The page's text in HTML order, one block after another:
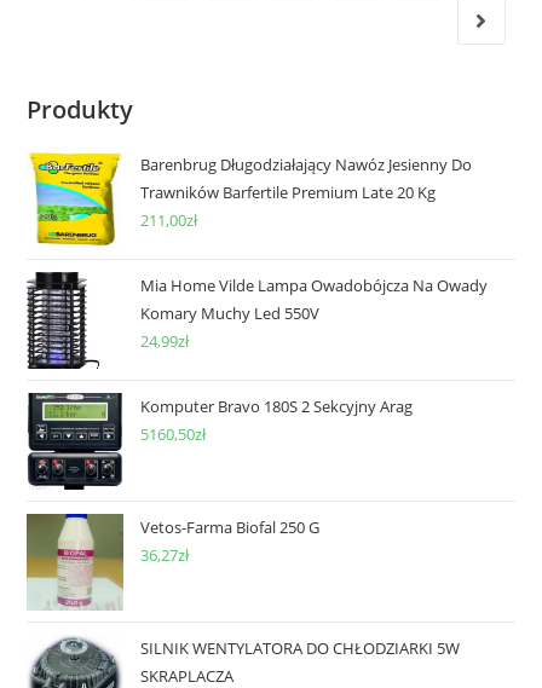
Produkty
Barenbrug Długodziałający Nawóz Jesienny Do
Trawników Barfertile Premium Late 20 Kg
211,00zł
Mia Home Vilde Lampa Owadobójcza Na Owady
Komary Muchy Led 550V
24,99zł
Komputer Bravo 180S 2 Sekcyjny Arag
5160,50zł
Vetos-Farma Biofal 250 G
36,27zł
SILNIK WENTYLATORA DO CHŁODZIARKI 5W
SKRAPLACZA